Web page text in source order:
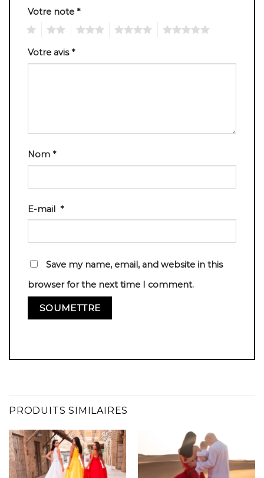
Votre note *
Votre avis*
Nom *
E-mail *
Save my name, email, and website in this
browser for the next time I comment.
PRODUITS SIMILAIRES